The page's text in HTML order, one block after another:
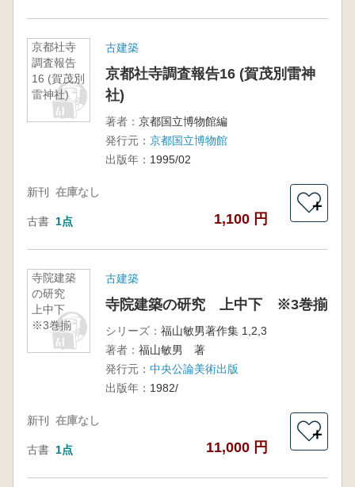
京都社寺
調査報告
16 (賀茂別
雷神社)
古建築
京都社寺調査報告16 (賀茂別雷神
社)
著者： 京都国立博物館編
発行元： 京都国立博物館
出版年： 1995/02
新刊 在庫なし
古書 1点 1,100 円
＋
寺院建築
の研究
上中下
※3巻揃
古建築
寺院建築の研究 上中下 ※3巻揃
シリーズ： 福山敏男著作集 1,2,3
著者： 福山敏男 著
発行元： 中央公論美術出版
出版年： 1982/
新刊 在庫なし
古書 1点 11,000 円
＋